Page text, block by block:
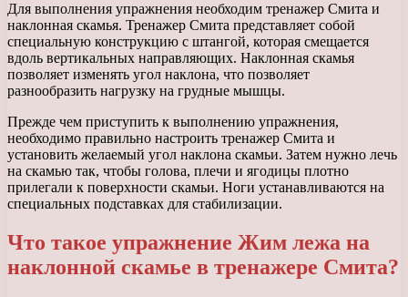
Для выполнения упражнения необходим тренажер Смита и
наклонная скамья. Тренажер Смита представляет собой
специальную конструкцию с штангой, которая смещается
вдоль вертикальных направляющих. Наклонная скамья
позволяет изменять угол наклона, что позволяет
разнообразить нагрузку на грудные мышцы.
Прежде чем приступить к выполнению упражнения,
необходимо правильно настроить тренажер Смита и
установить желаемый угол наклона скамьи. Затем нужно лечь
на скамью так, чтобы голова, плечи и ягодицы плотно
прилегали к поверхности скамьи. Ноги устанавливаются на
специальных подставках для стабилизации.
Что такое упражнение Жим лежа на
наклонной скамье в тренажере Смита?